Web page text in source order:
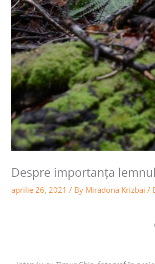
Despre importanța
aprilie 26, 2021 / By Miradona Krizbai /